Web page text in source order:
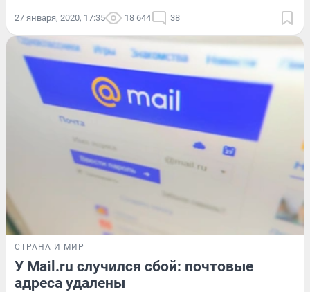
27 января, 2020, 17:35 18 644 38
СТРАНА И МИР
У Mail.ru случился сбой: почтовые
адреса удалены